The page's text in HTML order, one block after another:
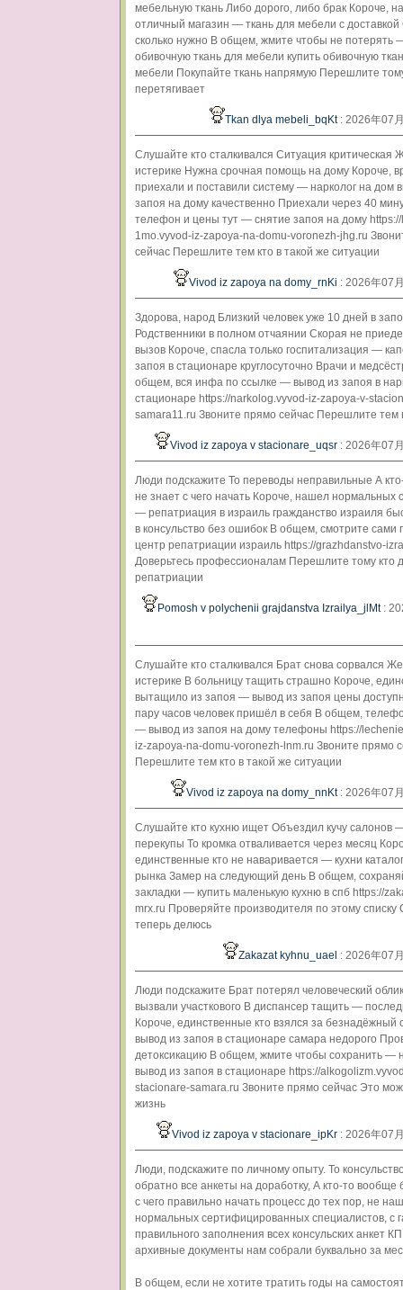
мебельную ткань Либо дорого, либо брак Короче,
отличный магазин — ткань для мебели с
сколько нужно В общем, жмите чтобы не потерять
обивочную ткань для мебели купить обивочную
мебели Покупайте ткань напрямую Перешлите
перетягивает
Tkan dlya mebeli_bqKt: 2026年07
Слушайте кто сталкивался Ситуация критическая
истерике Нужна срочная помощь на дому Короче,
приехали и поставили систему — нарколог на дом
запоя на дому качественно Приехали через 40
телефон и цены тут — снятие запоя на дому
1mo.vyvod-iz-zapoya-na-domu-voronezh-jhg.ru
сейчас Перешлите тем кто в такой же ситуации
Vivod iz zapoya na domy_rnKi : 2026年07
Здорова, народ Близкий человек уже 10 дней в
Родственники в полном отчаянии Скорая не
вызов Короче, спасла только госпитализация —
запоя в стационаре круглосуточно Врачи и
общем, вся инфа по ссылке — вывод из запоя в
стационаре https://narkolog.vyvod-iz-zapoya-v-
samara11.ru Звоните прямо сейчас Перешлите тем
Vivod iz zapoya v stacionare_uqsr : 2026年07
Люди подскажите То переводы неправильные А
не знает с чего начать Короче, нашел нормальных
— репатриация в израиль гражданство израиля
в консульство без ошибок В общем, смотрите сами
центр репатриации израиль https://grazhdanstvo-
Доверьтесь профессионалам Перешлите тому кто
репатриации
Pomosh v polychenii grajdanstva Izrailya_jlMt:
Слушайте кто сталкивался Брат снова сорвался
истерике В больницу тащить страшно Короче,
вытащило из запоя — вывод из запоя цены
пару часов человек пришёл в себя В общем,
— вывод из запоя на дому телефоны https://
iz-zapoya-na-domu-voronezh-lnm.ru Звоните прямо
Перешлите тем кто в такой же ситуации
Vivod iz zapoya na domy_nnKt: 2026年07
Слушайте кто кухню ищет Объездил кучу салонов
перекупы То кромка отваливается через месяц
единственные кто не наваривается — кухни
рынка Замер на следующий день В общем,
закладки — купить маленькую кухню в спб https://
mrx.ru Проверяйте производителя по этому списку
теперь делюсь
Zakazat kyhnu_uael : 2026年07
Люди подскажите Брат потерял человеческий
вызвали участкового В диспансер тащить —
Короче, единственные кто взялся за безнадёжный
вывод из запоя в стационаре самара недорого
детоксикацию В общем, жмите чтобы сохранить —
вывод из запоя в стационаре https://
stacionare-samara.ru Звоните прямо сейчас Это
жизнь
Vivod iz zapoya v stacionare_ipKr : 2026年07
Люди, подскажите по личному опыту. То
обратно все анкеты на доработку, А кто-то вообще
с чего правильно начать процесс до тех пор, не
нормальных сертифицированных специалистов, с
правильного заполнения всех консульских анкет
архивные документы нам собрали буквально за
В общем, если не хотите тратить годы на